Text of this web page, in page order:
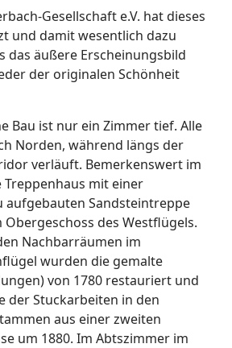
Gesellschaft e.V. hat dieses
und damit wesentlich dazu
das äußere Erscheinungsbild
der originalen Schönheit
Bau ist nur ein Zimmer tief. Alle
Norden, während längs der
verläuft. Bemerkenswert im
Treppenhaus mit einer
aufgebauten Sandsteintreppe
Obergeschoss des Westflügels.
Nachbarräumen im
wurden die gemalte
von 1780 restauriert und
der Stuckarbeiten in den
aus einer zweiten
um 1880. Im Abtszimmer im